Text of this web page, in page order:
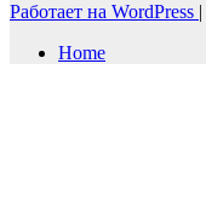
Работает на WordPress |
Home